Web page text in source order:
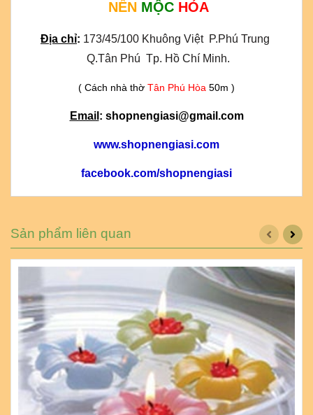
NẾN MỘC HỎA
Địa chỉ: 173/45/100 Khuông Việt  P.Phú Trung
Q.Tân Phú  Tp. Hồ Chí Minh.
( Cách nhà thờ Tân Phú Hòa 50m )
Email : shopnengiasi@gmail.com
www.shopnengiasi.com
facebook.com/shopnengiasi
Sản phẩm liên quan